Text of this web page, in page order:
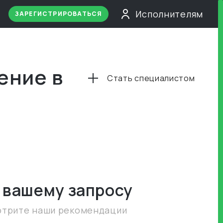
ЗАРЕГИСТРИРОВАТЬСЯ Исполнителям
в Стать специалистом
запросу
наши рекомендации